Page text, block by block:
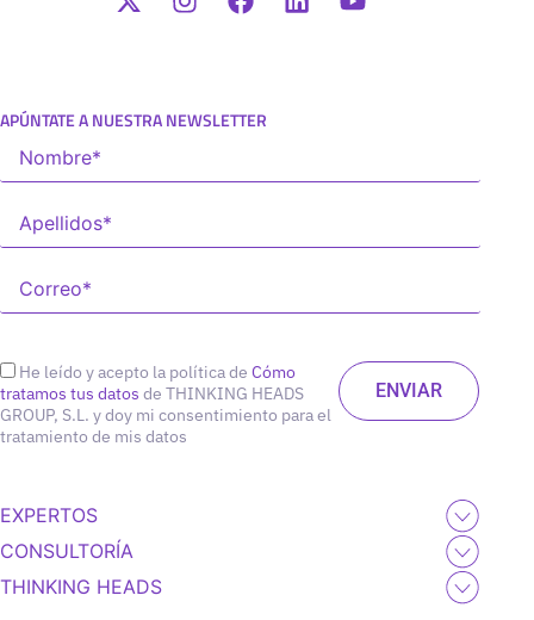
APÚNTATE A NUESTRA NEWSLETTER
He leído y acepto la política de Cómo
tratamos tus datos de THINKING HEADS
GROUP, S.L. y doy mi consentimiento para el
tratamiento de mis datos
EXPERTOS
CONSULTORÍA
THINKING HEADS